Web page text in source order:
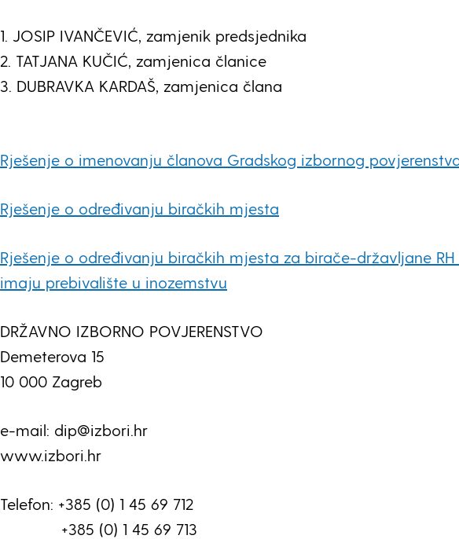
1. JOSIP IVANČEVIĆ, zamjenik predsjednika
2. TATJANA KUČIĆ, zamjenica članice
3. DUBRAVKA KARDAŠ, zamjenica člana
Rješenje o imenovanju članova Gradskog izbornog
Rješenje o određivanju biračkih mjesta
Rješenje o određivanju biračkih mjesta za birače-državljane RH
imaju prebivalište u inozemstvu
DRŽAVNO IZBORNO POVJERENSTVO
Demeterova 15
10 000 Zagreb
e-mail: dip@izbori.hr
www.izbori.hr
Telefon: +385 (0) 1 45 69 712
+385 (0) 1 45 69 713